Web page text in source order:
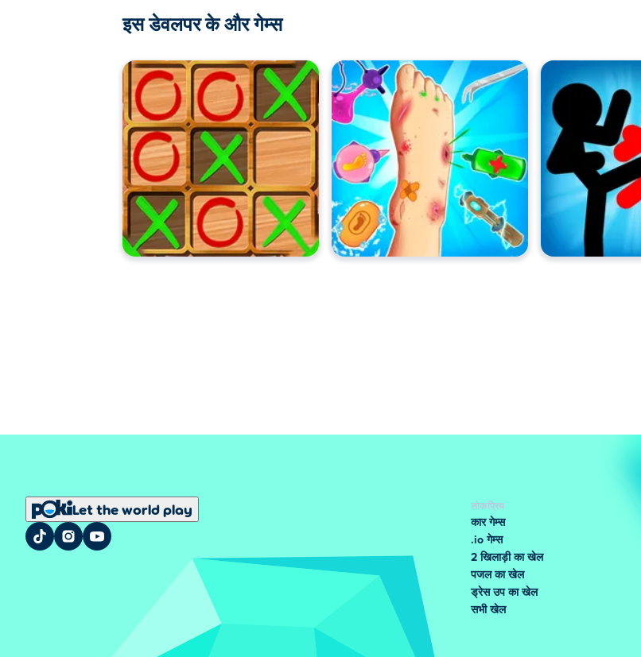
इस डेवलपर के और गेम्स
Let the world play
लोकप्रिय
कार गेम्स
.io गेम्स
2 खिलाड़ी का खेल
पजल का खेल
ड्रेस उप का खेल
सभी खेल